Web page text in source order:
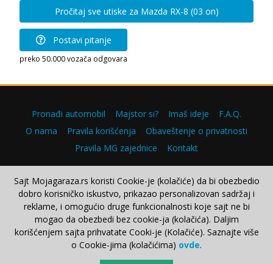
Pročitaj sve utiske za Mazda RX-8 (03 on)
Postavi pitanje
preko 50.000 vozača odgovara
Pronađi automobil Majstor si? Imaš ideje
F.A.Q.
O nama
Pravila korišćenja
Obaveštenje o privatnosti
Pravila MG zajednice
Kontakt
Copyright © 2000–2026.
Sajt Mojagaraza.rs koristi Cookie-je (kolačiće) da bi obezbedio
dobro korisničko iskustvo, prikazao personalizovan sadržaj i
reklame, i omogućio druge funkcionalnosti koje sajt ne bi
mogao da obezbedi bez cookie-ja (kolačića). Daljim
korišćenjem sajta prihvatate Cooki-je (Kolačiće). Saznajte više
o Cookie-jima (kolačićima) ovde.